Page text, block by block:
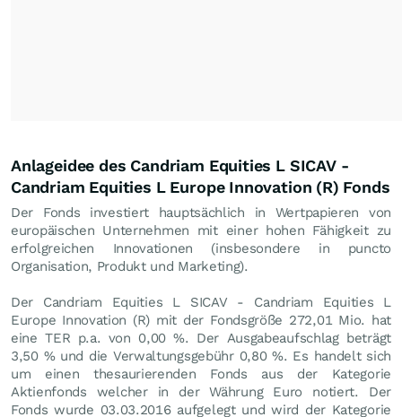
Anlageidee des Candriam Equities L SICAV -
Candriam Equities L Europe Innovation (R) Fonds
Der Fonds investiert hauptsächlich in Wertpapieren von
europäischen Unternehmen mit einer hohen Fähigkeit zu
erfolgreichen Innovationen (insbesondere in puncto
Organisation, Produkt und Marketing).
Der Candriam Equities L SICAV - Candriam Equities L
Europe Innovation (R) mit der Fondsgröße 272,01 Mio. hat
eine TER p.a. von 0,00 %. Der Ausgabeaufschlag beträgt
3,50 % und die Verwaltungsgebühr 0,80 %. Es handelt sich
um einen thesaurierenden Fonds aus der Kategorie
Aktienfonds welcher in der Währung Euro notiert. Der
Fonds wurde 03.03.2016 aufgelegt und wird der Kategorie